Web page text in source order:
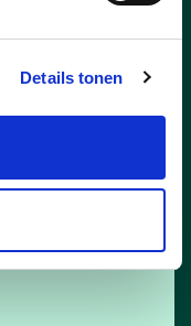
Details tonen